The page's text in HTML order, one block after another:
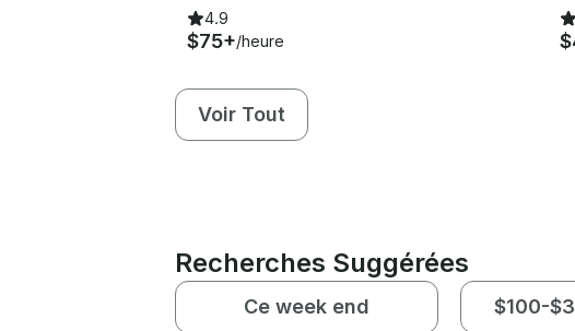
4.9
$75+/heure
Voir Tout
Recherches Suggérées
Ce week end $100-